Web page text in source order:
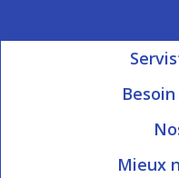
Ouvert
Mieux